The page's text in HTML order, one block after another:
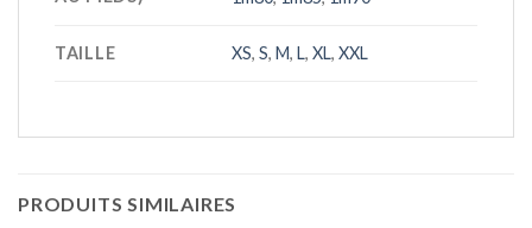
TAILLE XS,S, M, L,XL,XXL
PRODUITS SIMILAIRES